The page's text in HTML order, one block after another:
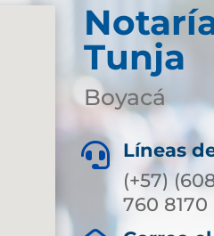
Tunja
Boyacá

Líneas
(+57)
760 8170